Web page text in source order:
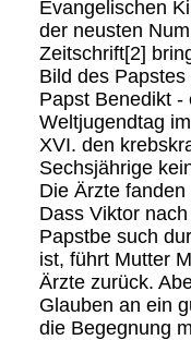
Evangelischen
der neusten
Zeitschrift[2]
Bild des
Papst Benedikt
Weltjugendtag
XVI. den
Sechsjährige
Die Ärzte
Dass Viktor
Papstbe such
ist, führt Mutter
Ärzte zurück.
Glauben an ein
die Begegnung